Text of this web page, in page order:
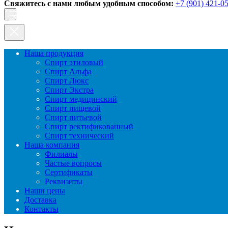
Свяжитесь с нами любым удобным способом: +7 (901) 421-
Наша продукция
Спирт этиловый
Спирт Альфа
Спирт Люкс
Спирт Экстра
Спирт медицинский
Спирт пищевой
Спирт питьевой
Спирт ректификованный
Спирт технический
Наша компания
Филиалы
Частые вопросы
Сертификаты
Реквизиты
Наши цены
Доставка
Контакты